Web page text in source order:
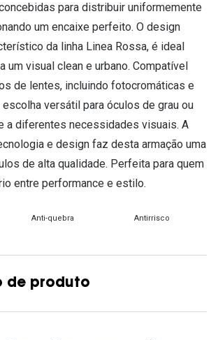
para distribuir uniformemente
um encaixe perfeito. O design
da linha Linea Rossa, é ideal
um visual clean e urbano. Compatível
de lentes, incluindo fotocromáticas e
versátil para óculos de grau ou
a diferentes necessidades visuais. A
e design faz desta armação uma
de alta qualidade. Perfeita para quem
entre performance e estilo.
Anti-quebra Antirrisco
de produto